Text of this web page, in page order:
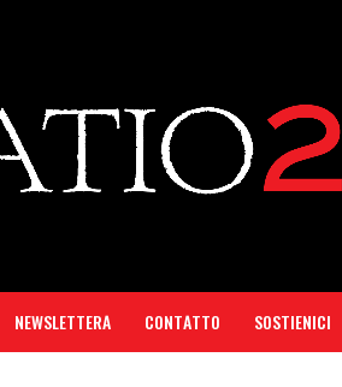
NEWSLETTERA CONTATTO SOSTIENICI